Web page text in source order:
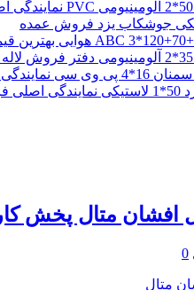
فروش
افشان متال پخش
0